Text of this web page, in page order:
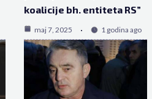
koalicije bh. entiteta RS”
maj 7, 2025 1 godina ago